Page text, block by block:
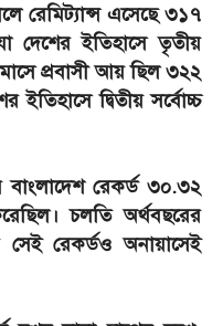
রেমিট্যান্স এসেছে ৩১৭
দেশের ইতিহাসে তৃতীয়
প্রবাসী আয় ছিল ৩২২
দ্বিতীয় সর্বোচ্চ
রেকর্ড ৩০.৩২
চলতি অর্থবছরের
রেকর্ডও অনায়াসেই